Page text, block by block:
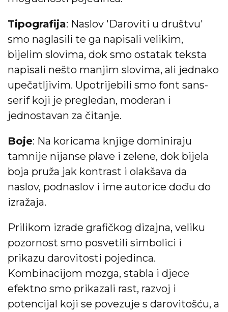
Tipografija: Naslov 'Daroviti u društvu'
smo naglasili te ga napisali velikim,
bijelim slovima, dok smo ostatak teksta
napisali nešto manjim slovima, ali jednako
upečatljivim. Upotrijebili smo font sans-
serif koji je pregledan, moderan i
jednostavan za čitanje.
Boje: Na koricama knjige dominiraju
tamnije nijanse plave i zelene, dok bijela
boja pruža jak kontrast i olakšava da
naslov, podnaslov i ime autorice dođu do
izražaja.
Prilikom izrade grafičkog dizajna, veliku
pozornost smo posvetili simbolici i
prikazu darovitosti pojedinca.
Kombinacijom mozga, stabla i djece
efektno smo prikazali rast, razvoj i
potencijal koji se povezuje s darovitošću, a